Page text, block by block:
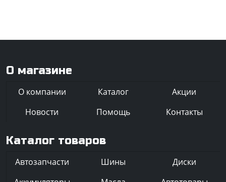
О магазине
О компании Каталог
Акции
Новости
Помощь Контакты
Каталог товаров
Автозапчасти Шины
Диски